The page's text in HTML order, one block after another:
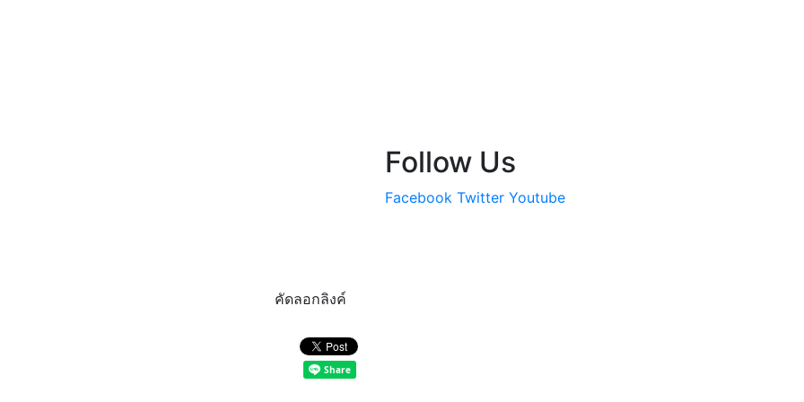
คัดลอกลิงค์
Follow Us
Facebook Twitter Youtube